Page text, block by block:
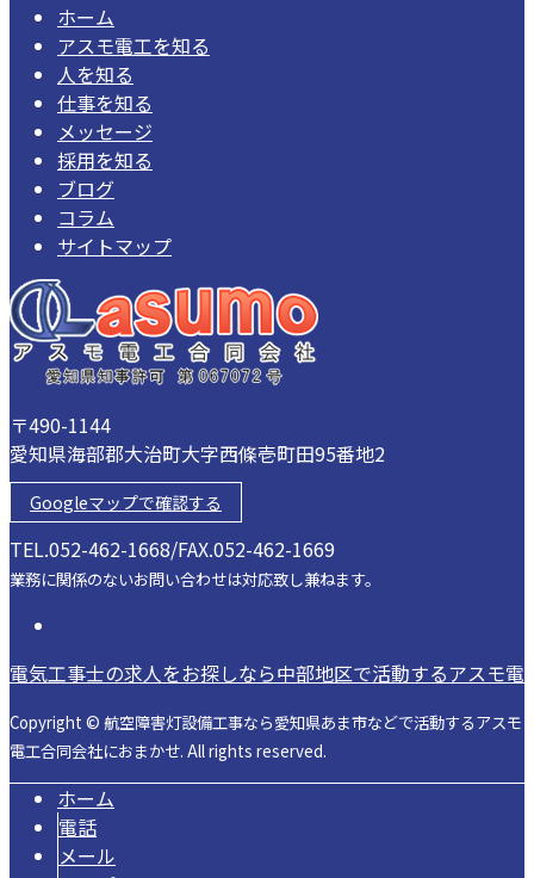
ホーム
アスモ電工を知る
人を知る
仕事を知る
メッセージ
採用を知る
ブログ
コラム
サイトマップ
〒490-1144
愛知県海部郡大治町大字西條壱町田95番地2
Googleマップで確認する
TEL.052-462-1668/FAX.052-462-1669
業務に関係のないお問い合わせは対応致し兼ねます。
電気工事士の求人をお探しなら中部地区で活動するアスモ
Copyright © 航空障害灯設備工事なら愛知県あま市などで活動するアスモ
電工合同会社におまかせ. All rights reserved.
ホーム
電話
メール